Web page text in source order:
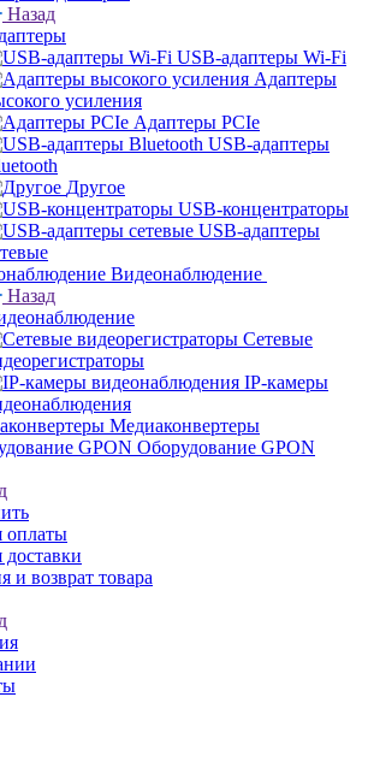
Назад
USB-адаптеры Wi-Fi
Адаптеры
усиления
Адаптеры PCIe
USB-адаптеры
Другое
USB-концентраторы
USB-адаптеры
Видеонаблюдение
Назад
Сетевые
IP-камеры
Медиаконвертеры
Оборудование GPON
оплаты
доставки
и возврат товара